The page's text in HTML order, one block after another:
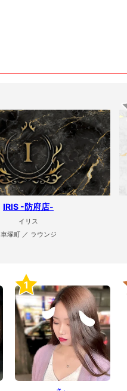
IRIS -防府店-
イリス
車塚町 ／ ラウンジ
1